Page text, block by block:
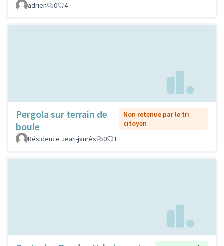
adrien
0 4
Pergola sur terrain de
boule
Non retenue par le tri
citoyen
Résidence Jean-jaurès
0 1